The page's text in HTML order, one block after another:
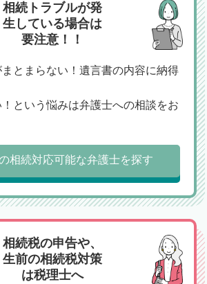
相続トラブルが発
生している場合は
要注意！！
とまらない！遺言書の内容に納得
という悩みは弁護士への相談をお
相続対応可能な弁護士を探す
相続税の申告や、
生前の相続税対策
は税理士へ